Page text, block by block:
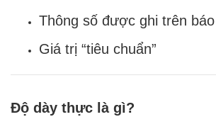
Thông số được ghi trên
Giá trị “tiêu chuẩn”
Độ dày thực là gì?